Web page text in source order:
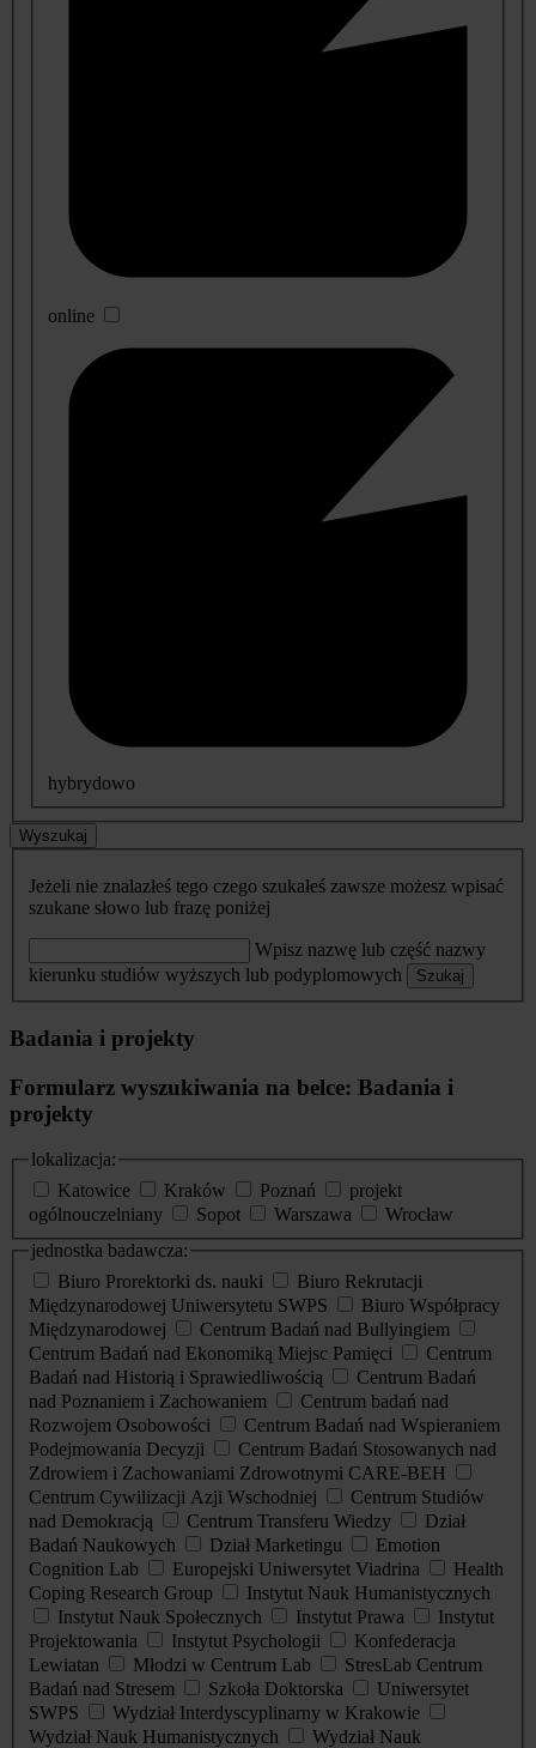
online
hybrydowo
Wyszukaj
Jeżeli nie znalazłeś tego czego szukałeś zawsze możesz wpisać
szukane słowo lub frazę poniżej
Wpisz nazwę lub część nazwy
kierunku studiów wyższych lub podyplomowych
Szukaj
Badania i projekty
Formularz wyszukiwania na belce: Badania i
projekty
lokalizacja:
Katowice
Kraków Poznań
projekt
ogólnouczelniany
Sopot Warszawa
Wrocław
jednostka badawcza:
Biuro Prorektorki ds. nauki
Biuro Rekrutacji
Międzynarodowej Uniwersytetu SWPS
Biuro Współpracy
Międzynarodowej
Centrum Badań nad Bullyingiem
Centrum Badań nad Ekonomiką Miejsc Pamięci
Centrum
Badań nad Historią i Sprawiedliwością
Centrum Badań
nad Poznaniem i Zachowaniem
Centrum badań nad
Rozwojem Osobowości
Centrum Badań nad Wspieraniem
Podejmowania Decyzji
Centrum Badań Stosowanych nad
Zdrowiem i Zachowaniami Zdrowotnymi CARE-BEH
Centrum Cywilizacji Azji Wschodniej
Centrum Studiów
nad Demokracją
Centrum Transferu Wiedzy
Dział
Badań Naukowych
Dział Marketingu
Emotion
Cognition Lab
Europejski Uniwersytet Viadrina
Health
Coping Research Group
Instytut Nauk Humanistycznych
Instytut Nauk Społecznych
Instytut Prawa
Instytut
Projektowania
Instytut Psychologii
Konfederacja
Lewiatan
Młodzi w Centrum Lab
StresLab Centrum
Badań nad Stresem
Szkoła Doktorska
Uniwersytet
SWPS
Wydział Interdyscyplinarny w Krakowie
Wydział Nauk Humanistycznych
Wydział Nauk